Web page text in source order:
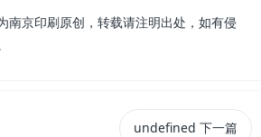
南京印刷原创，转载请注明出处，如有侵
undefined 下一篇